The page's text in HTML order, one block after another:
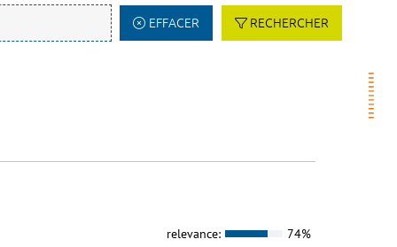
EFFACER RECHERCHER
relevance: 74%